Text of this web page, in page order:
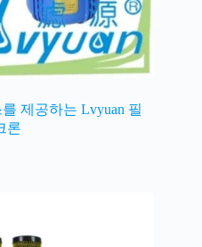
제공하는 Lvyuan 필
론